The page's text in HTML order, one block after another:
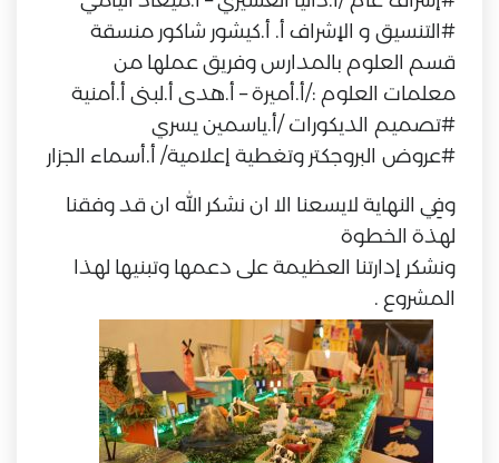
#التنسيق و الإشراف أ. أ.كيشور شاكور منسقة
قسم العلوم بالمدارس وفريق عملها من
معلمات العلوم :/أ.أميرة – أ.هدى أ.لبنى أ.أمنية
#تصميم الديكورات /أ.ياسمين يسري
#عروض البروجكتر وتغطية إعلامية/ أ.أسماء الجزار
وفِي النهاية لايسعنا الا ان نشكر الله ان قد وفقنا
لهذة الخطوة
ونشكر إدارتنا العظيمة على دعمها وتبنيها لهذا
المشروع .